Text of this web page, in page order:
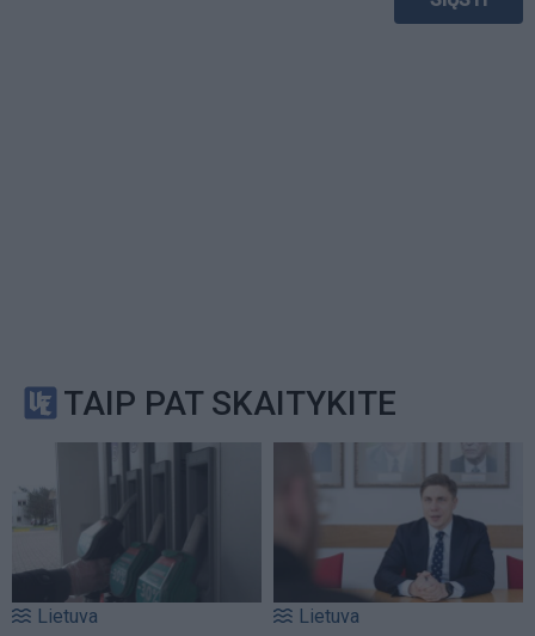
TAIP PAT SKAITYKITE
Lietuva Lietuva